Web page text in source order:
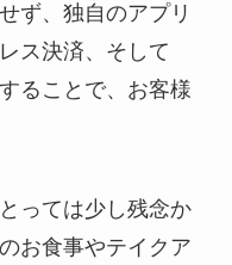
ず、独自のアプリ
ス決済、そして
ることで、お客様
っては少し残念か
お食事やテイクア